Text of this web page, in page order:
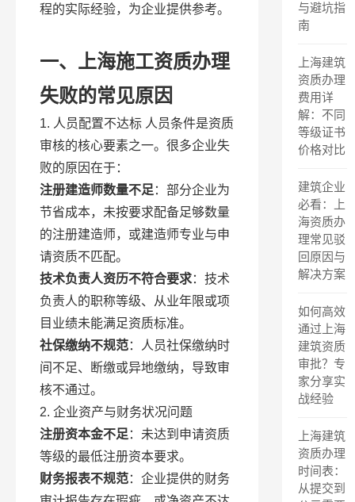
程的实际经验，为企业提供参考。
一、上海施工资质办理
失败的常见原因
1. 人员配置不达标 人员条件是资质
审核的核心要素之一。很多企业失
败的原因在于：
注册建造师数量不足 ：部分企业为
节省成本，未按要求配备足够数量
的注册建造师，或建造师专业与申
请资质不匹配。
技术负责人资历不符合要求：技术
负责人的职称等级、从业年限或项
目业绩未能满足资质标准。
社保缴纳不规范：人员社保缴纳时
间不足、断缴或异地缴纳，导致审
核不通过。
2. 企业资产与财务状况问题
注册资本金不足 ：未达到申请资质
等级的最低注册资本要求。
财务报表不规范：企业提供的财务
与避坑指
南
上海建筑
资质办理
费用详
解：不同
等级证书
价格对比
建筑企业
必看：上
海资质办
理常见驳
回原因与
解决方案
如何高效
通过上海
建筑资质
审批？专
家分享实
战经验
上海建筑
资质办理
时间表：
从提交到